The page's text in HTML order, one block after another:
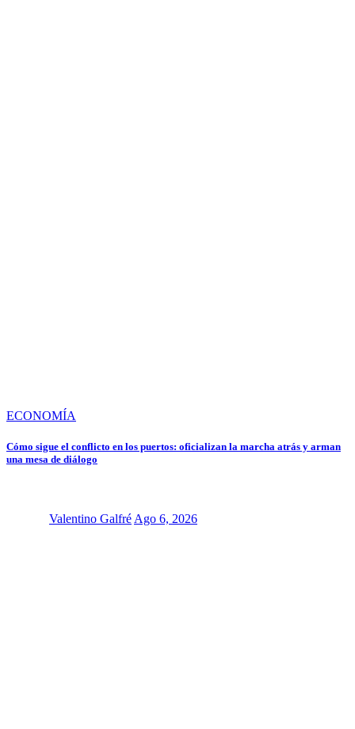
ECONOMÍA
Cómo sigue el conflicto en los puertos: oficializan la marcha atrás y arman
una mesa de diálogo
Valentino Galfré Ago 6, 2026